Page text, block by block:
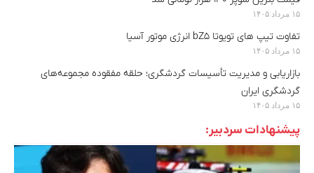
۱۵ مرداد ۱۴۰۵
تفاوت تیپ های تویوتا bZ5 انرژی موتور آسیا
۱۵ مرداد ۱۴۰۵
بازاریابی و مدیریت تأسیسات گردشگری؛ حلقه مفقوده مجموعه‌های
گردشگری ایران
۱۵ مرداد ۱۴۰۵
پیشنهادات سردبیر: